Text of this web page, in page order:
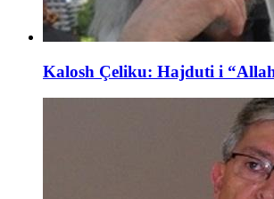
Kalosh Çeliku: Hajduti i